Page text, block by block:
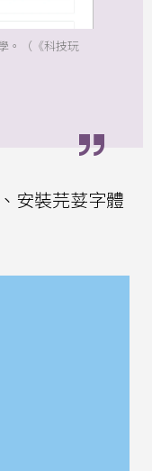
。（《科技玩
安裝芫荽字體